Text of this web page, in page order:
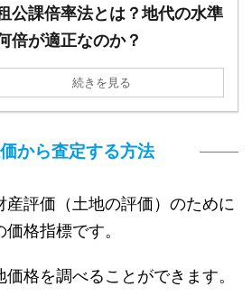
公課倍率法とは？地代の水準
倍が適正なのか？
続きを見る
から査定する方法
産評価（土地の評価）のために
格指標です。
格を調べることができます。